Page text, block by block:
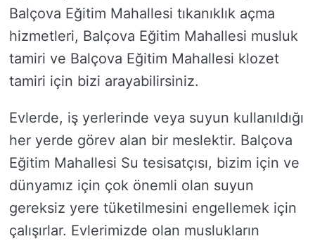
Balçova Eğitim Mahallesi tıkanıklık açma
hizmetleri, Balçova Eğitim Mahallesi musluk
tamiri ve Balçova Eğitim Mahallesi klozet
tamiri için bizi arayabilirsiniz.
Evlerde, iş yerlerinde veya suyun kullanıldığı
her yerde görev alan bir meslektir. Balçova
Eğitim Mahallesi Su tesisatçısı, bizim için ve
dünyamız için çok önemli olan suyun
gereksiz yere tüketilmesini engellemek için
çalışırlar. Evlerimizde olan muslukların